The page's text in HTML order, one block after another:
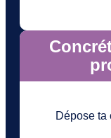
Dépose ta